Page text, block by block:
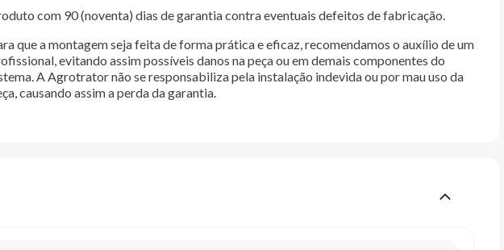
com 90 (noventa) dias de garantia contra eventuais defeitos de fabricação.
que a montagem seja feita de forma prática e eficaz, recomendamos o auxílio de um
evitando assim possíveis danos na peça ou em demais componentes do
A Agrotrator não se responsabiliza pela instalação indevida ou por mau uso da
causando assim a perda da garantia.